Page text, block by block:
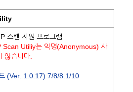
스캔 지원 프로그램
Scan Utiliy는 익명(Anonymous) 사
않습니다.
(Ver. 1.0.17) 7/8/8.1/10